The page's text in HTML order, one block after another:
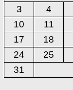
3
4
10
11
17
18
24
25
31